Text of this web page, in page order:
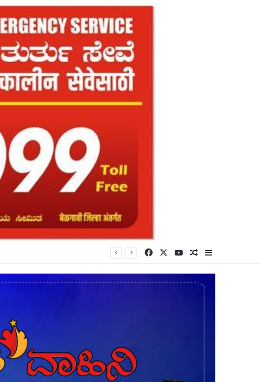
ಸಿಎಂ* FacebookYouTubeRandom Article
Sidebar